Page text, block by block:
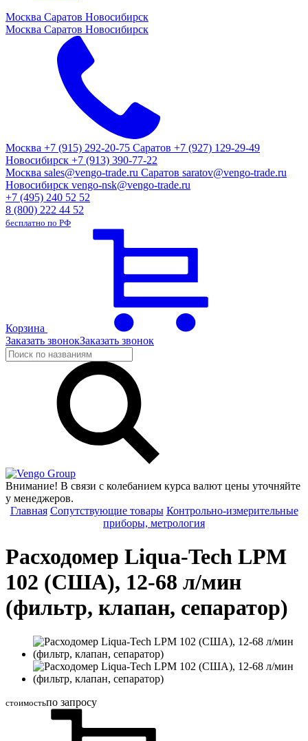
Москва Саратов Новосибирск
Москва Саратов Новосибирск
Москва +7 (915) 292-20-75 Саратов +7 (927) 129-29-49
Новосибирск +7 (913) 390-77-22
Москва sales@vengo-trade.ru Саратов saratov@vengo-trade.ru
Новосибирск vengo-nsk@vengo-trade.ru
+7 (495) 240 52 52
8 (800) 222 44 52
бесплатно по РФ
Корзина
Заказать звонокЗаказать звонок
Group
Внимание! В связи с колебанием курса валют цены уточняйте
у менеджеров.
Главная Сопутствующие товары Контрольно-измерительные
приборы, метрология
Расходомер Liqua-Tech LPM
102 (США), 12-68 л/мин
(фильтр, клапан, сепаратор)
стоимостьпо запросу